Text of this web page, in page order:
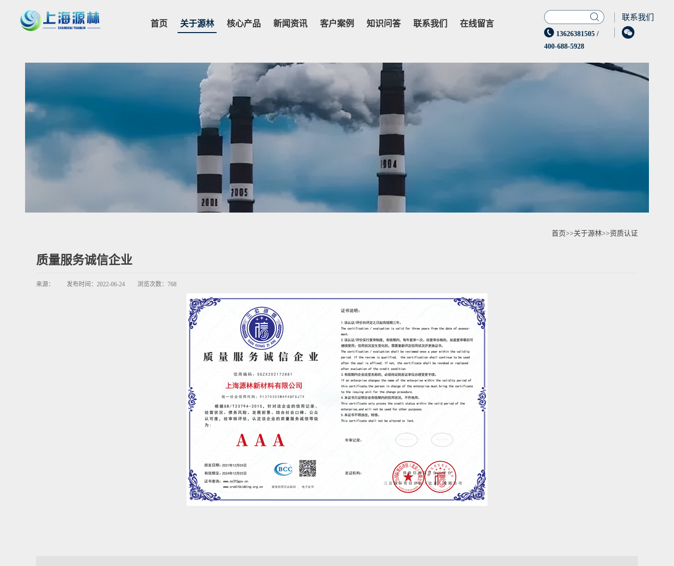
首页 关于源林 核心产品 新闻资讯 客户案例 知识问答 联系我们 在线留言
 联系我们
 13626381505 /
400-688-5928

首页>>关于源林>>资质认证
质量服务诚信企业
来源： 发布时间： 2022-06-24 浏览次数： 768